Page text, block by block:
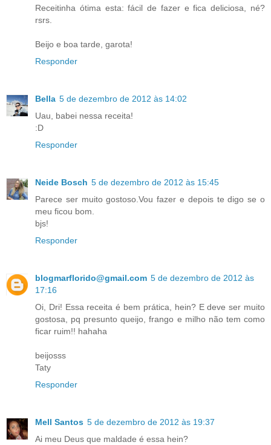
Receitinha ótima esta: fácil de fazer e fica deliciosa, né?
rsrs.
Beijo e boa tarde, garota!
Responder
Bella 5 de dezembro de 2012 às 14:02
Uau, babei nessa receita!
:D
Responder
Neide Bosch 5 de dezembro de 2012 às 15:45
Parece ser muito gostoso.Vou fazer e depois te digo se o
meu ficou bom.
bjs!
Responder
blogmarflorido@gmail.com 5 de dezembro de 2012 às
17:16
Oi, Dri! Essa receita é bem prática, hein? E deve ser muito
gostosa, pq presunto queijo, frango e milho não tem como
ficar ruim!! hahaha
beijosss
Taty
Responder
Mell Santos 5 de dezembro de 2012 às 19:37
Ai meu Deus que maldade é essa hein?